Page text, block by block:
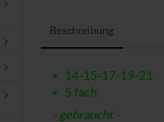
Beschreibung
14-15-17-19-21
5 fach
- gebraucht -